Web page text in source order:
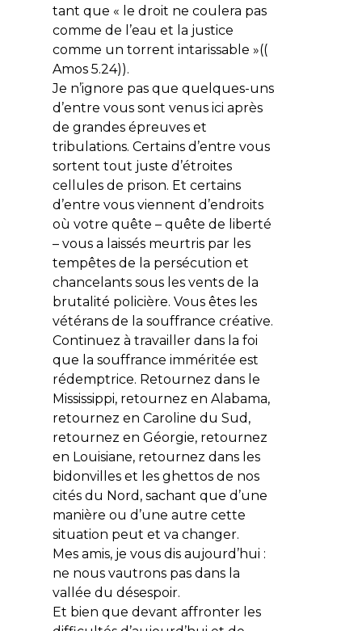
tant que « le droit ne coulera pas
comme de l’eau et la justice
comme un torrent intarissable »((
Amos 5.24)).
Je n’ignore pas que quelques-uns
d’entre vous sont venus ici après
de grandes épreuves et
tribulations. Certains d’entre vous
sortent tout juste d’étroites
cellules de prison. Et certains
d’entre vous viennent d’endroits
où votre quête – quête de liberté
– vous a laissés meurtris par les
tempêtes de la persécution et
chancelants sous les vents de la
brutalité policière. Vous êtes les
vétérans de la souffrance créative.
Continuez à travailler dans la foi
que la souffrance imméritée est
rédemptrice. Retournez dans le
Mississippi, retournez en Alabama,
retournez en Caroline du Sud,
retournez en Géorgie, retournez
en Louisiane, retournez dans les
bidonvilles et les ghettos de nos
cités du Nord, sachant que d’une
manière ou d’une autre cette
situation peut et va changer.
Mes amis, je vous dis aujourd’hui :
ne nous vautrons pas dans la
vallée du désespoir.
Et bien que devant affronter les